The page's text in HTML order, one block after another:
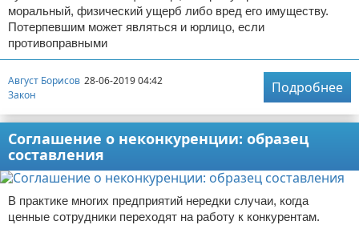
моральный, физический ущерб либо вред его имуществу.
Потерпевшим может являться и юрлицо, если
противоправными
Август Борисов 28-06-2019 04:42
Закон
Подробнее
Соглашение о неконкуренции: образец
составления
В практике многих предприятий нередки случаи, когда
ценные сотрудники переходят на работу к конкурентам.